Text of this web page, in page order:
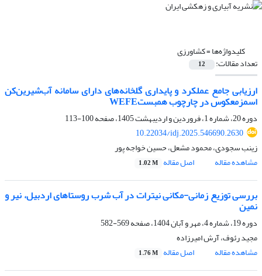
کلیدواژه‌ها =کشاورزی
تعداد مقالات: 12
ارزیابی جامع عملکرد و پایداری گلخانه‌های دارای سامانه آب‌شیرین‌کن
اسمزمعکوس در چارچوب همبستWEFE
دوره 20، شماره 1، فروردین و اردیبهشت 1405، صفحه
100-113
10.22034/idj.2025.546690.2630
زینب سجودی، محمود مشعل، حسین خواجه پور
مشاهده مقاله
اصل مقاله 1.02 M
بررسی توزیع زمانی-مکانی نیترات در آب شرب روستاهای اردبیل، نیر و
نمین
دوره 19، شماره 4، مهر و آبان 1404، صفحه
569-582
مجید رئوف، آرش امیرزاده
مشاهده مقاله
اصل مقاله 1.76 M